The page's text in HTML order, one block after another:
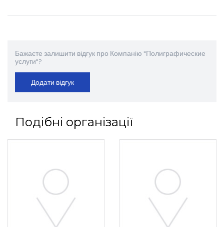
Бажаєте залишити відгук про Компанію "Полиграфические
услуги"?
Додати відгук
Подібні організації